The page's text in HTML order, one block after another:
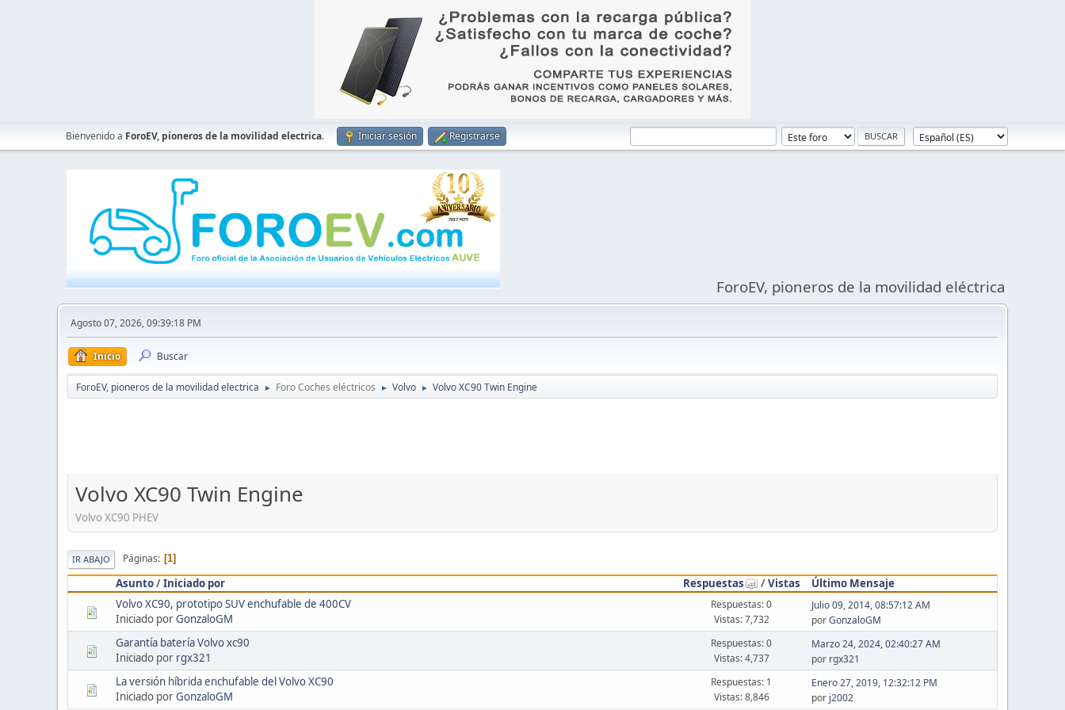
Bienvenido a ForoEV, pioneros de la movilidad electrica. Iniciar sesión Registrarse
ForoEV, pioneros de la movilidad eléctrica
Agosto 07, 2026, 09:39:18 PM
Inicio Buscar
ForoEV, pioneros de la movilidad electrica ► Foro Coches eléctricos ► Volvo ► Volvo XC90 Twin Engine
Volvo XC90 Twin Engine
Volvo XC90 PHEV
IR ABAJO Páginas 1
Asunto/Iniciado por Respuestas /Vistas
Último Mensaje
Volvo XC90, prototipo SUV enchufable de 400CV
Iniciado porGonzaloGM
Respuestas: 0
Vistas: 7,732
Julio 09, 2014, 08:57:12 AM
porGonzaloGM
Garantía batería Volvo xc90
Iniciado por rgx321
Respuestas: 0
Vistas: 4,737
Marzo 24, 2024, 02:40:27 AM
por rgx321
La versión híbrida enchufable del Volvo XC90
Iniciado porGonzaloGM
Respuestas: 1
Vistas: 8,846
Enero 27, 2019, 12:32:12 PM
por j2002